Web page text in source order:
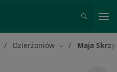
Dzierżoniów Zmień miasto
Maja